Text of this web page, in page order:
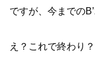
ですが、今までの
え？これで終わり？